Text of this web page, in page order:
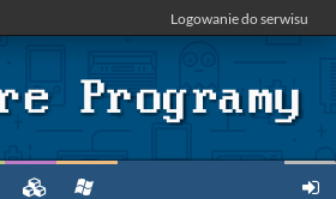
Logowanie do serwisu